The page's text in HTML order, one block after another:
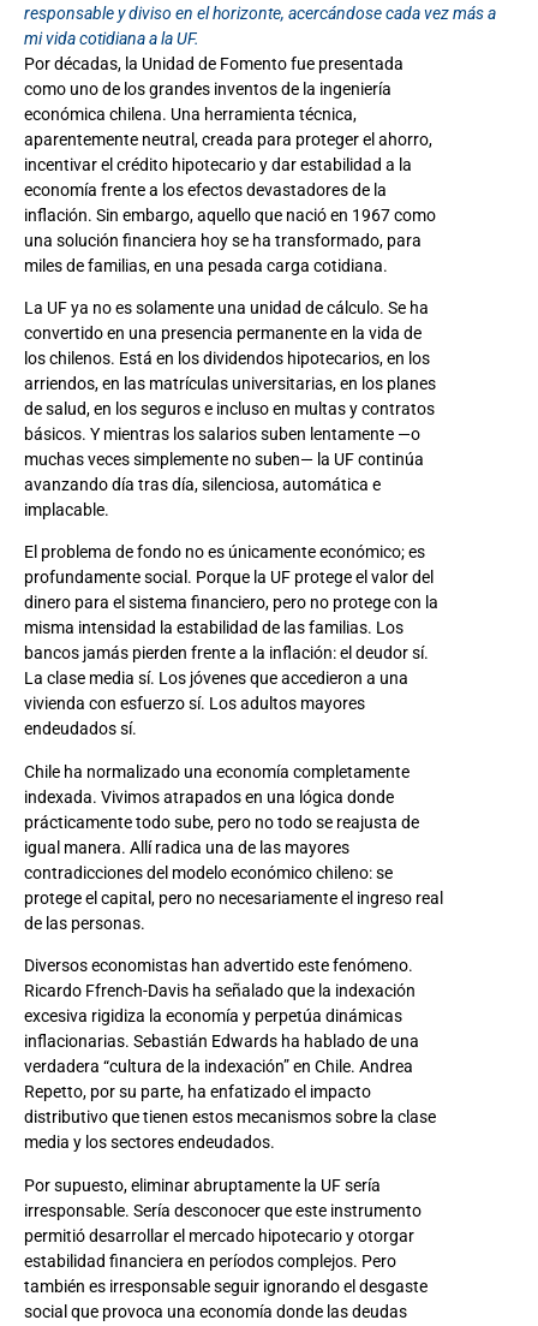
responsable y diviso en el horizonte, acercándose cada vez más a
mi vida cotidiana a la UF.
Por décadas, la Unidad de Fomento fue presentada
como uno de los grandes inventos de la ingeniería
económica chilena. Una herramienta técnica,
aparentemente neutral, creada para proteger el ahorro,
incentivar el crédito hipotecario y dar estabilidad a la
economía frente a los efectos devastadores de la
inflación. Sin embargo, aquello que nació en 1967 como
una solución financiera hoy se ha transformado, para
miles de familias, en una pesada carga cotidiana.
La UF ya no es solamente una unidad de cálculo. Se ha
convertido en una presencia permanente en la vida de
los chilenos. Está en los dividendos hipotecarios, en los
arriendos, en las matrículas universitarias, en los planes
de salud, en los seguros e incluso en multas y contratos
básicos. Y mientras los salarios suben lentamente —o
muchas veces simplemente no suben— la UF continúa
avanzando día tras día, silenciosa, automática e
implacable.
El problema de fondo no es únicamente económico; es
profundamente social. Porque la UF protege el valor del
dinero para el sistema financiero, pero no protege con la
misma intensidad la estabilidad de las familias. Los
bancos jamás pierden frente a la inflación: el deudor sí.
La clase media sí. Los jóvenes que accedieron a una
vivienda con esfuerzo sí. Los adultos mayores
endeudados sí.
Chile ha normalizado una economía completamente
indexada. Vivimos atrapados en una lógica donde
prácticamente todo sube, pero no todo se reajusta de
igual manera. Allí radica una de las mayores
contradicciones del modelo económico chileno: se
protege el capital, pero no necesariamente el ingreso real
de las personas.
Diversos economistas han advertido este fenómeno.
Ricardo Ffrench-Davis ha señalado que la indexación
excesiva rigidiza la economía y perpetúa dinámicas
inflacionarias. Sebastián Edwards ha hablado de una
verdadera “cultura de la indexación” en Chile. Andrea
Repetto, por su parte, ha enfatizado el impacto
distributivo que tienen estos mecanismos sobre la clase
media y los sectores endeudados.
Por supuesto, eliminar abruptamente la UF sería
irresponsable. Sería desconocer que este instrumento
permitió desarrollar el mercado hipotecario y otorgar
estabilidad financiera en períodos complejos. Pero
también es irresponsable seguir ignorando el desgaste
social que provoca una economía donde las deudas